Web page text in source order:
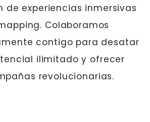
de experiencias inmersivas
Colaboramos
contigo para desatar
ilimitado y ofrecer
revolucionarias.